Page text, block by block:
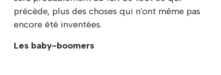
précède, plus des choses qui n'ont même pas
encore été inventées.
Les baby-boomers